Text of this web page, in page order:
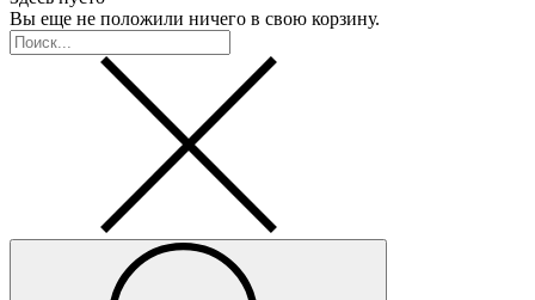
Вы еще не положили ничего в свою корзину.